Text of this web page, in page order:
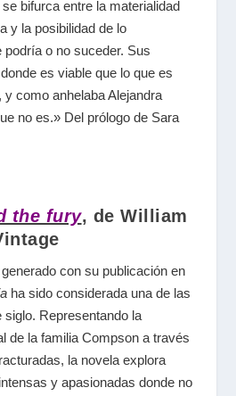
bifurca entre la materialidad
y la posibilidad de lo
podría o no suceder. Sus
es viable que lo que es
como anhelaba Alejandra
no es.» Del prólogo de Sara
the fury, de William
con su publicación en
ha sido considerada una de las
Representando la
de la familia Compson a través
la novela explora
y apasionadas donde no